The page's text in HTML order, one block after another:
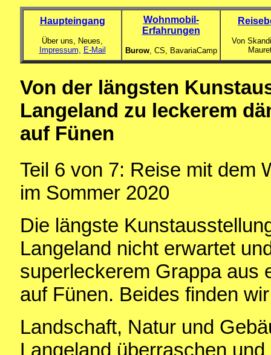
Haupteingang
Über uns, Neues,
Impressum, E-Mail
Wohnmobil-
Erfahrungen
Burow, CS, BavariaCamp
Von
Von der längsten
Langeland zu leckerem
auf Fünen
Teil 6 von 7: Reise mit dem
im Sommer 2020
Die längste
Langeland nicht erwartet
superleckerem Grappa aus
auf Fünen. Beides finden
Landschaft, Natur und
Langeland überraschen